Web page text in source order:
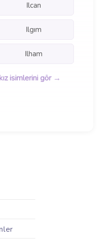
Ilcan
Ilgım
Ilham
isimlerini gör →